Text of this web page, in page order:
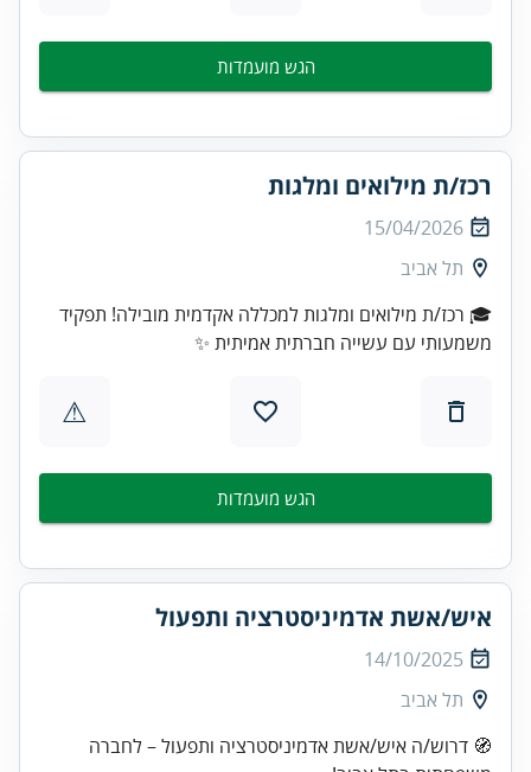
הגש מועמדות
רכז/ת מילואים ומלגות
15/04/2026
תל אביב
🎓 רכז/ת מילואים ומלגות למכללה אקדמית מובילה! תפקיד
משמעותי עם עשייה חברתית אמיתית ✨
⚠
הגש מועמדות
איש/אשת אדמיניסטרציה ותפעול
14/10/2025
תל אביב
🧭 דרוש/ה איש/אשת אדמיניסטרציה ותפעול – לחברה